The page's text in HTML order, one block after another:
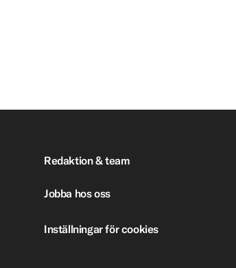
Redaktion & team
Jobba hos oss
Inställningar för cookies